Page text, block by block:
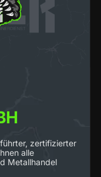
zertifizierter
alle
Metallhandel